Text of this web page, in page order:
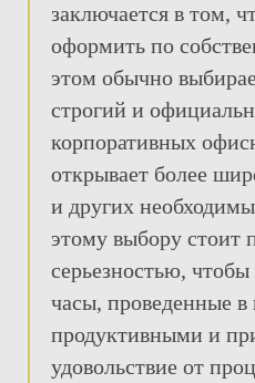
заключается в том,
оформить по
этом обычно
строгий и
корпоративных
открывает более
и других
этому выбору стоит
серьезностью,
часы, проведенные в
продуктивными и
удовольствие от